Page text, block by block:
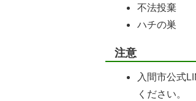
不法投棄
ハチの巣
注意
入間市公式
ください。